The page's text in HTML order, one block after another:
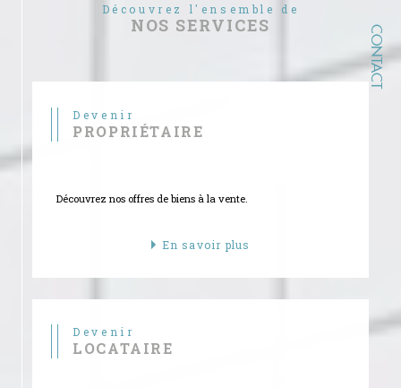
CONTACT
Découvrez l'ensemble de
NOS SERVICES
Devenir
PROPRIÉTAIRE
Découvrez nos offres de biens à la vente.
En savoir plus
Devenir
LOCATAIRE